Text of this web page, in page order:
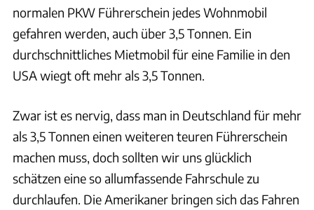
normalen PKW Führerschein jedes Wohnmobil
gefahren werden, auch über 3,5 Tonnen. Ein
durchschnittliches Mietmobil für eine Familie in den
USA wiegt oft mehr als 3,5 Tonnen.
Zwar ist es nervig, dass man in Deutschland für mehr
als 3,5 Tonnen einen weiteren teuren Führerschein
machen muss, doch sollten wir uns glücklich
schätzen eine so allumfassende Fahrschule zu
durchlaufen. Die Amerikaner bringen sich das Fahren